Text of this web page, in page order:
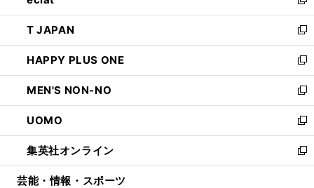
開
く
ウ
で
開
く
ン
ド
ウ
で
開
く
ウ
ィ
ン
ド
ウ
で
開
く
新
し
い
ウ
ィ
ン
ド
ウ
で
開
く
T JAPAN
新
し
い
ウ
ィ
ン
ド
ウ
で
開
HAPPY PLUS ONE
新
し
い
ウ
ィ
ン
ド
ウ
MEN'S NON-NO
新
し
い
ウ
ィ
ン
UOMO
新
し
い
ウ
集英社オンライン
新
し
芸能・情報・スポーツ